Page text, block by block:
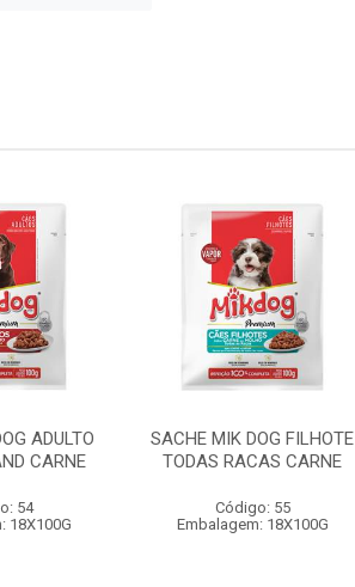
ADULTO
CARNE
54
18X100G
SACHE MIK DOG FILHOTE
TODAS RACAS CARNE
Código: 55
Embalagem: 18X100G